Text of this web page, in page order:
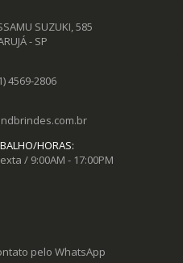
SUZUKI, 585
- SP
4569-2806
HORAS:
/ 9:00AM - 17:00PM
pelo WhatsApp